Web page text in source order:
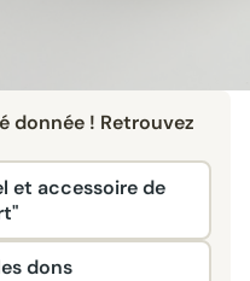
donnée ! Retrouvez
et accessoire de
dons